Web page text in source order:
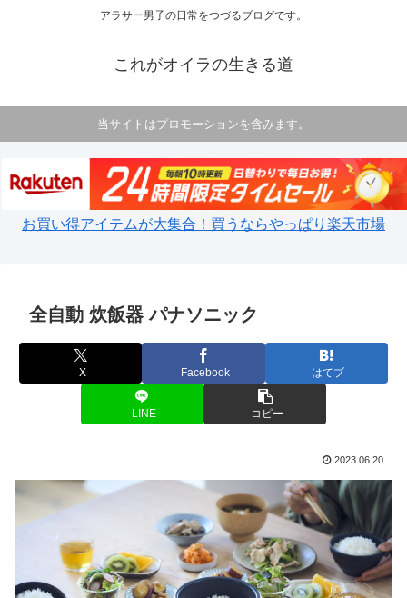
アラサー男子の日常をつづるブログです。
これがオイラの生きる道
当サイトはプロモーションを含みます。
お買い得アイテムが大集合！買うならやっぱり楽天市場
全自動 炊飯器 パナソニック
X Facebook はてブ
LINE コピー
2023.06.20